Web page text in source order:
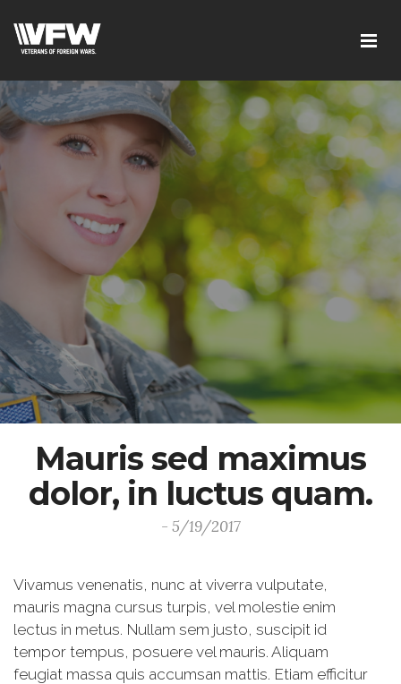
Mauris sed maximus
dolor, in luctus quam.
- 5/19/2017
Vivamus venenatis, nunc at viverra vulputate,
mauris magna cursus turpis, vel molestie enim
lectus in metus. Nullam sem justo, suscipit id
tempor tempus, posuere vel mauris. Aliquam
feugiat massa quis accumsan mattis. Etiam efficitur